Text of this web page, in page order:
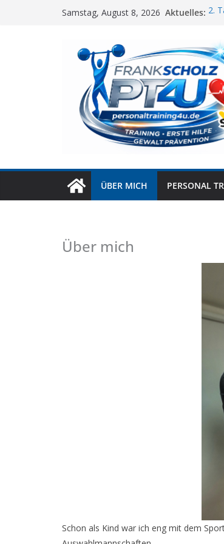
Samstag, August 8, 2026 Aktuelles: 2.
!
ÜBER MICH PERSONAL
Über mich
Schon als Kind war ich eng mit dem